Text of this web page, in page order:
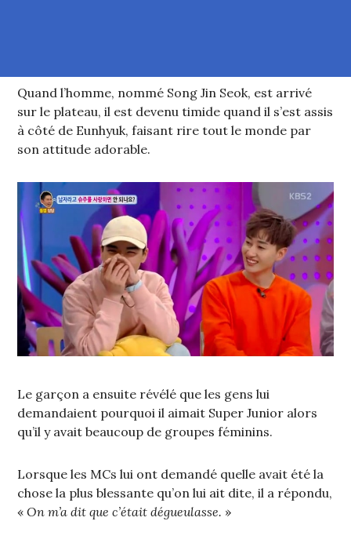
Quand l’homme, nommé Song Jin Seok, est arrivé
sur le plateau, il est devenu timide quand il s’est assis
à côté de Eunhyuk, faisant rire tout le monde par
son attitude adorable.
Le garçon a ensuite révélé que les gens lui
demandaient pourquoi il aimait Super Junior alors
qu’il y avait beaucoup de groupes féminins.
Lorsque les MCs lui ont demandé quelle avait été la
chose la plus blessante qu’on lui ait dite, il a répondu,
«On m’a dit que c’était dégueulasse. »